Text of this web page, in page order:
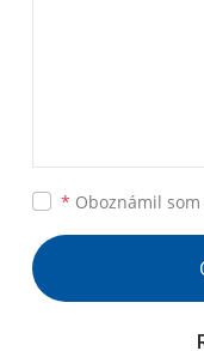
* Oboznámil som